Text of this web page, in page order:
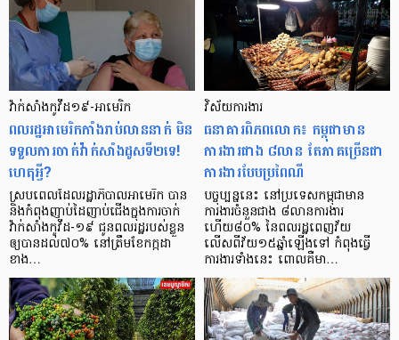
វ៉ាក់សាំងកូវីដ១៩-អាមេរិក​
ពលរដ្ឋអាមេរិកកាំងរាប់លាននាក់ មិន
ទទួលការចាក់វ៉ាក់សាំងដូសទី២ទេ!
ហេតុអ្វី?
ស្របពេលដែលរដ្ឋាភិបាលអាមេរិក បាន
និងកំពុងញាប់ដៃញាប់ជើងក្នុងការចាក់
វ៉ាក់សាំងកូវីដ-១៩ ជូនពលរដ្ឋរបស់ខ្លួន
ឲ្យបានដល់៧០% នៅត្រឹមខែកក្កដា
ខាង…
វិស័យការងារ
ធនាគារពិភពលោក៖ កម្ពុជាមាន
ការងារជាង ៨លាន តែភាគច្រើនជា
ការងារបែបប្រពៃណី
បច្ចុប្បន្ននេះ នៅប្រទេសកម្ពុជាមាន
ការងារចំនួនជាង ៨លានការងារ
ហើយ៨០% នៃពលរដ្ឋពេញវ័យ
លើសពីវ័យ១៥ឆ្នាំឡើងទៅ កំពុងធ្វើ
ការងារទាំងនេះ ពោលគឺមា…